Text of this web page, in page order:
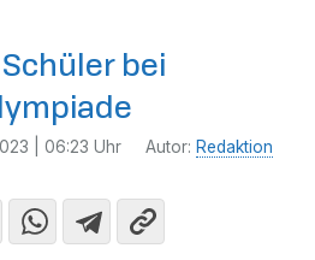
bei
| 06:23 Uhr Autor: Redaktion